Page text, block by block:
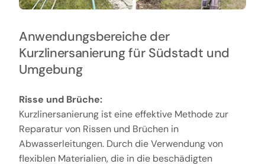
Anwendungsbereiche der
Kurzlinersanierung für Südstadt und
Umgebung
Risse und Brüche:
Kurzlinersanierung ist eine effektive Methode zur
Reparatur von Rissen und Brüchen in
Abwasserleitungen. Durch die Verwendung von
flexiblen Materialien, die in die beschädigten